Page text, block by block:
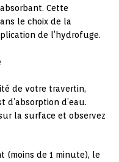
Cette
le choix de la
de l’hydrofuge.
de votre travertin,
d’eau.
la surface et observez
(moins de 1 minute), le